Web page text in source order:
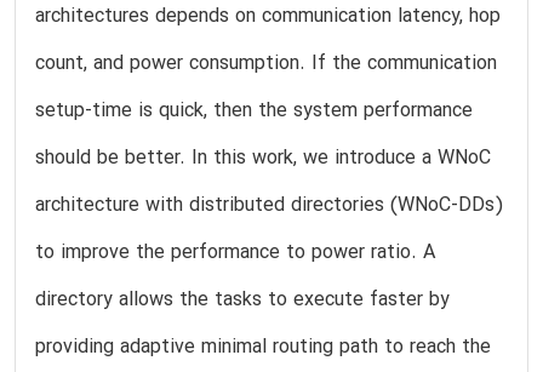
architectures depends on communication latency, hop
count, and power consumption. If the communication
setup-time is quick, then the system performance
should be better. In this work, we introduce a WNoC
architecture with distributed directories (WNoC-DDs)
to improve the performance to power ratio. A
directory allows the tasks to execute faster by
providing adaptive minimal routing path to reach the